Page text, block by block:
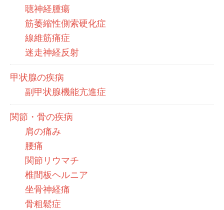
聴神経腫瘍
筋萎縮性側索硬化症
線維筋痛症
迷走神経反射
甲状腺の疾病
副甲状腺機能亢進症
関節・骨の疾病
肩の痛み
腰痛
関節リウマチ
椎間板ヘルニア
坐骨神経痛
骨粗鬆症